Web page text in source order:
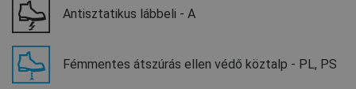
Antisztatikus lábbeli - A
Fémmentes átszúrás ellen védő köztalp - PL, PS